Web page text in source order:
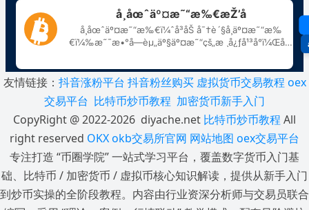
友情链接： 抖音涨粉平台 抖音粉丝购买 虚拟货币交易教程 oex
交易平台 比特币炒币教程 加密货币新手入门
CopyRight @ 2022-2026 diyache.net 比特币炒币教程 All
right reserved OKXokb交易所官网 网站地图 oex交易平台
专注打造 “币圈学院” 一站式学习平台，覆盖数字货币入门基
础、比特币 / 加密货币 / 虚拟币核心知识解读，提供从新手入门
到炒币实操的全阶段教程。内容由行业资深分析师与交易员联合